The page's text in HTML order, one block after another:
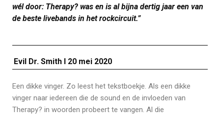
wél door: Therapy? was en is al bijna dertig jaar een van
de beste livebands in het rockcircuit.”
Evil Dr. Smith I 20 mei 2020
Een dikke vinger. Zo leest het tekstboekje. Als een dikke
vinger naar iedereen die de sound en de invloeden van
Therapy? in woorden probeert te vangen. Al die